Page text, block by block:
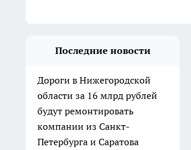
Последние новости
Дороги в Нижегородской
области за 16 млрд рублей
будут ремонтировать
компании из Санкт-
Петербурга и Саратова